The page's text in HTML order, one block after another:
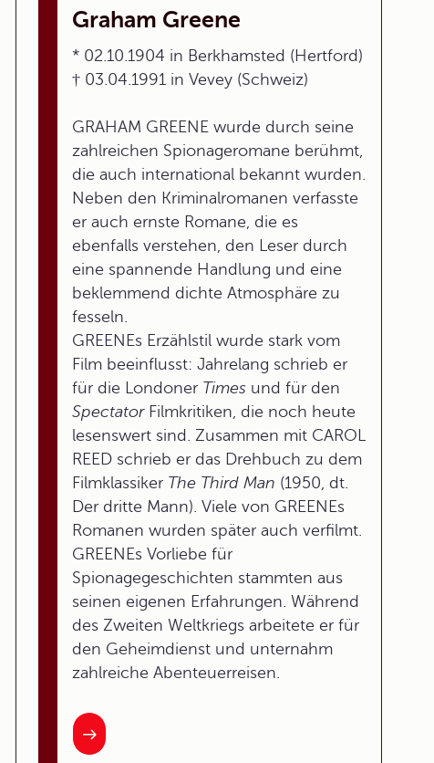
Graham Greene
* 02.10.1904 in Berkhamsted (Hertford)
† 03.04.1991 in Vevey (Schweiz)
GRAHAM GREENE wurde durch seine
zahlreichen Spionageromane berühmt,
die auch international bekannt wurden.
Neben den Kriminalromanen verfasste
er auch ernste Romane, die es
ebenfalls verstehen, den Leser durch
eine spannende Handlung und eine
beklemmend dichte Atmosphäre zu
fesseln.
GREENEs Erzählstil wurde stark vom
Film beeinflusst: Jahrelang schrieb er
für die Londoner Times und für den
SpectatorFilmkritiken, die noch heute
lesenswert sind. Zusammen mit CAROL
REED schrieb er das Drehbuch zu dem
Filmklassiker The Third Man (1950, dt.
Der dritte Mann). Viele von GREENEs
Romanen wurden später auch verfilmt.
GREENEs Vorliebe für
Spionagegeschichten stammten aus
seinen eigenen Erfahrungen. Während
des Zweiten Weltkriegs arbeitete er für
den Geheimdienst und unternahm
zahlreiche Abenteuerreisen.